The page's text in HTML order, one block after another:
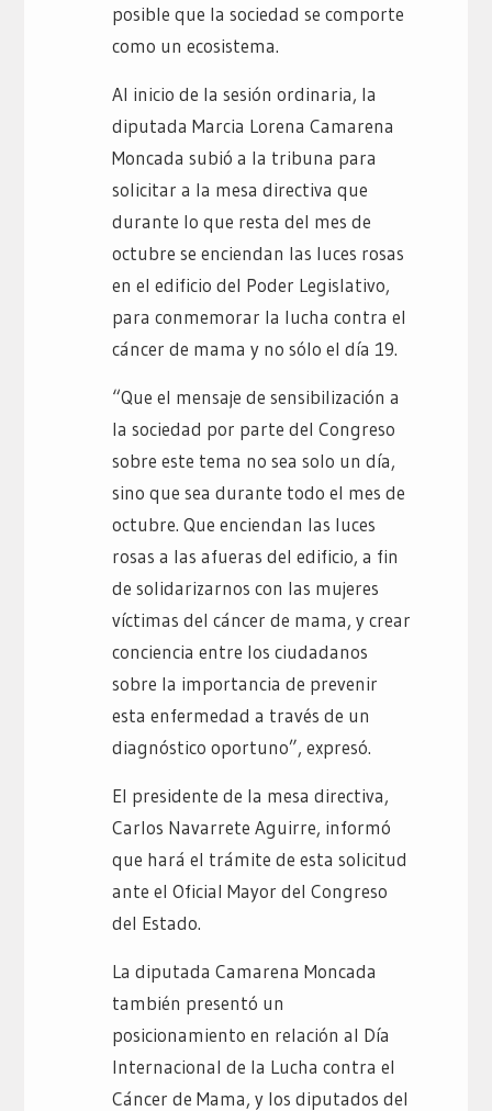
posible que la sociedad se comporte
como un ecosistema.
Al inicio de la sesión ordinaria, la
diputada Marcia Lorena Camarena
Moncada subió a la tribuna para
solicitar a la mesa directiva que
durante lo que resta del mes de
octubre se enciendan las luces rosas
en el edificio del Poder Legislativo,
para conmemorar la lucha contra el
cáncer de mama y no sólo el día 19.
“Que el mensaje de sensibilización a
la sociedad por parte del Congreso
sobre este tema no sea solo un día,
sino que sea durante todo el mes de
octubre. Que enciendan las luces
rosas a las afueras del edificio, a fin
de solidarizarnos con las mujeres
víctimas del cáncer de mama, y crear
conciencia entre los ciudadanos
sobre la importancia de prevenir
esta enfermedad a través de un
diagnóstico oportuno”, expresó.
El presidente de la mesa directiva,
Carlos Navarrete Aguirre, informó
que hará el trámite de esta solicitud
ante el Oficial Mayor del Congreso
del Estado.
La diputada Camarena Moncada
también presentó un
posicionamiento en relación al Día
Internacional de la Lucha contra el
Cáncer de Mama, y los diputados del